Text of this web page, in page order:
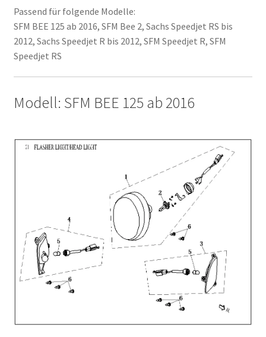
Passend für folgende Modelle:
SFM BEE 125 ab 2016, SFM Bee 2, Sachs Speedjet RS bis
2012, Sachs Speedjet R bis 2012, SFM Speedjet R, SFM
Speedjet RS
Modell: SFM BEE 125 ab 2016